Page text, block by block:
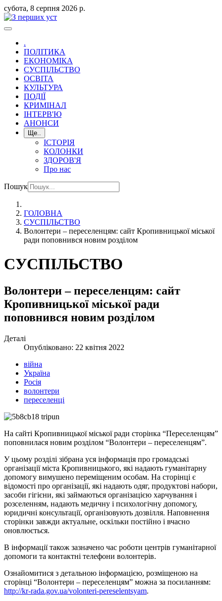
субота, 8 серпня 2026 р.
.
ПОЛІТИКА
ЕКОНОМІКА
СУСПІЛЬСТВО
ОСВІТА
КУЛЬТУРА
ПОДІЇ
КРИМІНАЛ
ІНТЕРВ'Ю
АНОНСИ
Ще..
ІСТОРІЯ
КОЛОНКИ
ЗДОРОВ'Я
Про нас
Пошук
ГОЛОВНА
СУСПІЛЬСТВО
Волонтери – переселенцям: сайт Кропивницької міської
ради поповнився новим розділом
СУСПІЛЬСТВО
Волонтери – переселенцям: сайт
Кропивницької міської ради
поповнився новим розділом
Деталі
Опубліковано: 22 квітня 2022
війна
Україна
Росія
волонтери
переселенці
На сайті Кропивницької міської ради сторінка “Переселенцям”
поповнилася новим розділом “Волонтери – переселенцям”.
У цьому розділі зібрана уся інформація про громадські
організації міста Кропивницького, які надають гуманітарну
допомогу вимушено переміщеним особам. На сторінці є
відомості про організації, які надають одяг, продуктові набори,
засоби гігієни, які займаються організацією харчування і
розселенням, надають медичну і психологічну допомогу,
юридичні консультації, організовують дозвілля. Наповнення
сторінки завжди актуальне, оскільки постійно і вчасно
оновлюється.
В інформації також зазначено час роботи центрів гуманітарної
допомоги та контактні телефони волонтерів.
Ознайомитися з детальною інформацією, розміщеною на
сторінці “Волонтери – переселенцям” можна за посиланням:
http://kr-rada.gov.ua/volonteri-pereselentsyam.